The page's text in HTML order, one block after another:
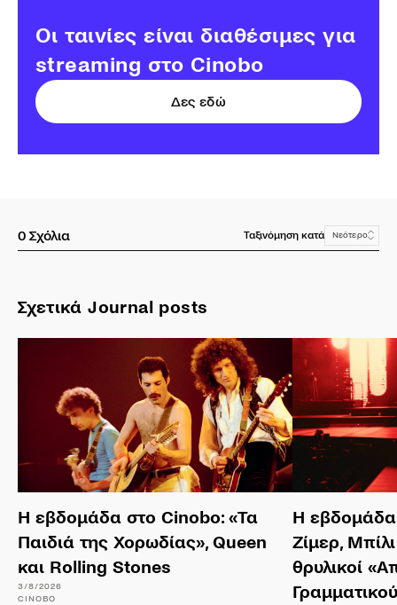
Οι ταινίες είναι διαθέσιμες για
streaming στο Cinobo
Δες εδώ
0 Σχόλια Ταξινόμηση κατά Νεότερο
Σχετικά Journal posts
Η εβδομάδα στο Cinobo: «Τα
Παιδιά της Χορωδίας», Queen
και Rolling Stones
3/8/2026
CINOBO
Η
Ζίμερ, Μπίλι
θρυλικοί
Γραμματικού